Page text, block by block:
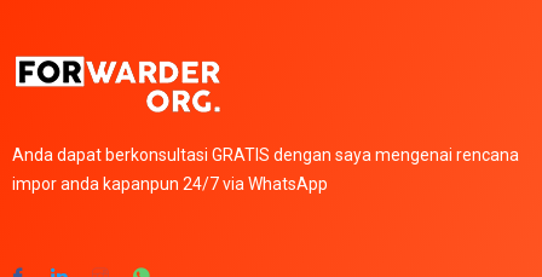
Anda dapat berkonsultasi GRATIS dengan saya mengenai rencana
impor anda kapanpun 24/7 via WhatsApp